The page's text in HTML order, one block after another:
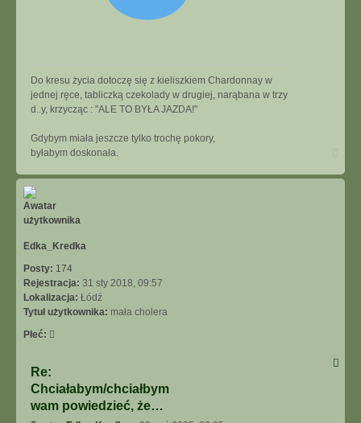
Do kresu życia dotoczę się z kieliszkiem Chardonnay w
jednej ręce, tabliczką czekolady w drugiej, narąbana w trzy
d..y, krzycząc : "ALE TO BYŁA JAZDA!"
Gdybym miała jeszcze tylko trochę pokory,
byłabym doskonała.
górę
Edka_Kredka
Posty: 174
Rejestracja: 31 sty 2018, 09:57
Lokalizacja: Łódź
Tytuł użytkownika: mała cholera
Płeć:
Re:
Chciałabym/chciałbym
wam powiedzieć, że…